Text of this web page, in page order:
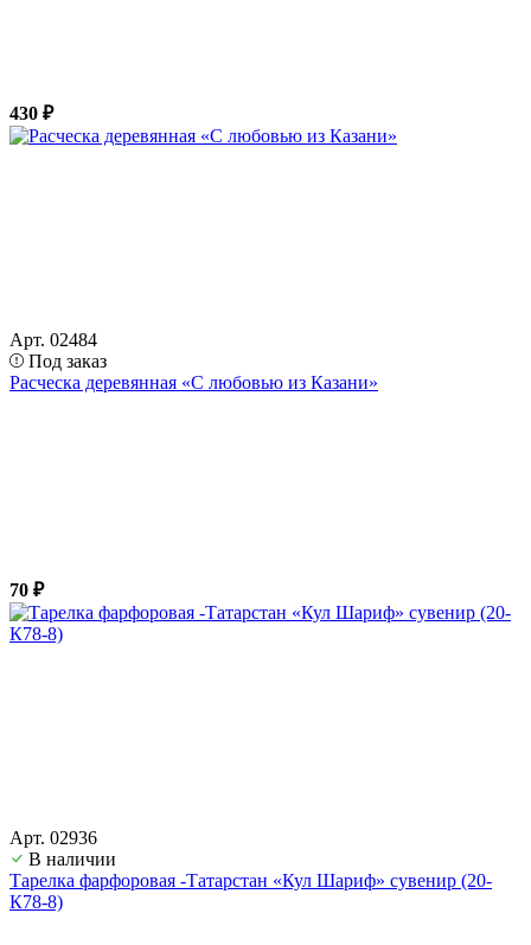
430 ₽
Арт. 02484
Под заказ
Расческа деревянная «С любовью из Казани»
70 ₽
Арт. 02936
В наличии
Тарелка фарфоровая -Татарстан «Кул Шариф» сувенир (20-
К78-8)